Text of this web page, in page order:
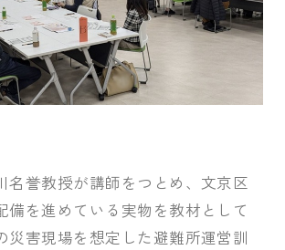
名誉教授が講師をつとめ、文京区
備を進めている実物を教材として
災害現場を想定した避難所運営訓